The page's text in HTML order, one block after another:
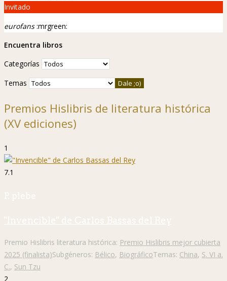
Invitado
eurofans :mrgreen:
Encuentra libros
Categorías
Temas
Premios Hislibris de literatura histórica
(XV ediciones)
1
7.1
P. plebe
"Invencible" de Carlos Bassas del Rey
Premio Hislibris literatura histórica: Premio Hislibris mejor cubierta
2025 (finalista)Subgéneros: Bélico, BiográficoTemas: China, S. VI a.
C., Sun Tzu
2